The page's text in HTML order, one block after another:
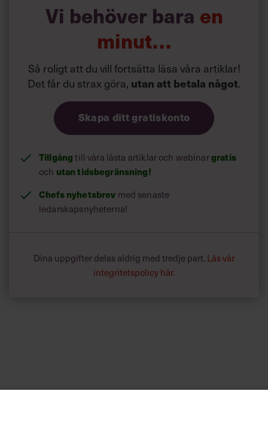
Vi behöver bara en
minut…
Så roligt att du vill fortsätta läsa våra artiklar!
Det får du strax göra, utan att betala något.
Skapa ditt gratiskonto
Tillgång till våra låsta artiklar och webinargratis
och utan tidsbegränsning!
Chefs nyhetsbrev med senaste
ledarskapsnyheterna!
Dina uppgifter delas aldrig med tredje part. Läs vår
integritetspolicy här.